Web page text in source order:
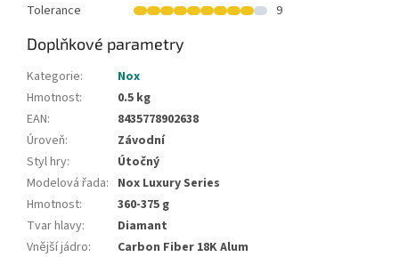
Tolerance
9
Doplňkové parametry
Kategorie:
Nox
Hmotnost:
0.5 kg
EAN:
8435778902638
Úroveň:
Závodní
Styl hry:
Útočný
Modelová řada: Nox Luxury Series
Hmotnost:
360-375 g
Tvar hlavy:
Diamant
Vnější jádro:
Carbon Fiber 18K Alum